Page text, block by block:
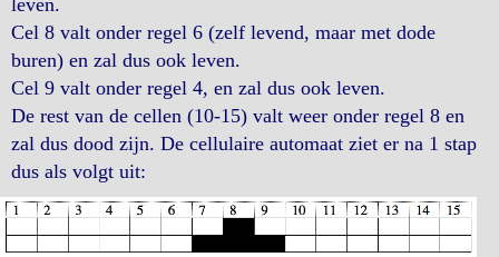
Cel 8 valt onder regel 6 (zelf levend, maar met dode
buren) en zal dus ook leven.
Cel 9 valt onder regel 4, en zal dus ook leven.
De rest van de cellen (10-15) valt weer onder regel 8 en
zal dus dood zijn. De cellulaire automaat ziet er na 1 stap
dus als volgt uit: